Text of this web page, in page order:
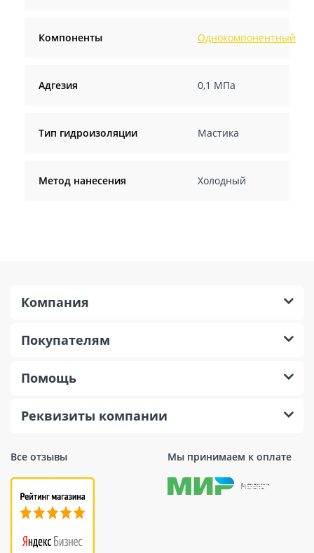
Компоненты Однокомпонентный
Адгезия 0,1 МПа
Тип гидроизоляции Мастика
Метод нанесения Холодный
Все отзывы Мы принимаем к оплате
Компания
Покупателям
Помощь
Реквизиты компании